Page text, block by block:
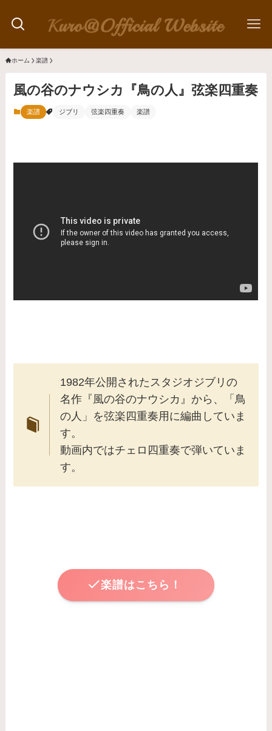
ホーム 楽譜
風の谷のナウシカ『鳥の人』弦楽四重奏
楽譜 ジブリ 弦楽四重奏 楽譜
1982年公開されたスタジオジブリの
名作『風の谷のナウシカ』から、「鳥
の人」を弦楽四重奏用に編曲していま
す。
動画内ではチェロ四重奏で弾いていま
す。
楽譜はこちら！